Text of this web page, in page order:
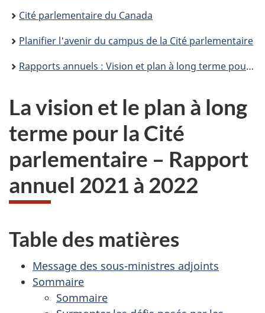
Cité parlementaire du Canada
Planifier l'avenir du campus de la Cité parlementaire
Rapports annuels : Vision et plan à long terme pour la Cité parlementaire
La vision et le plan à long
terme pour la Cité
parlementaire – Rapport
annuel 2021 à 2022
Table des matières
Message des sous-ministres adjoints
Sommaire
Sommaire